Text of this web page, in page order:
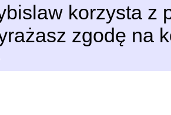
korzysta z
zgodę na